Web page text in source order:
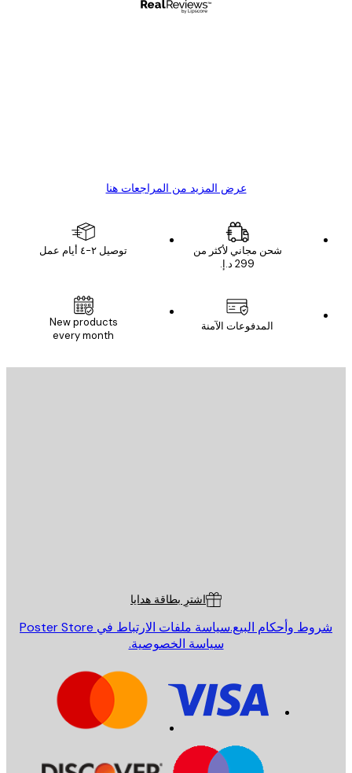
عرض المزيد من المراجعات هنا
شحن مجاني لأكثر من
توصيل ٢-٤ أيام عمل
المدفوعات الآمنة
New products
every month
اشترِ بطاقة هدايا
وأحكام البيع. سياسة ملفات الارتباط في Poster Store
سياسة الخصوصية.